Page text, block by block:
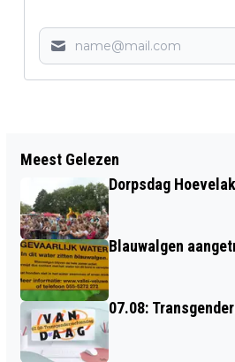
CHER KORVER OPNIEUW
PARALYMPICS
Meest Gelezen
Dorpsdag
Blauwalgen
07.08: